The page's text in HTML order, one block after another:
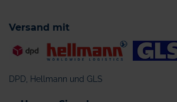
Versand mit
DPD, Hellmann und GLS